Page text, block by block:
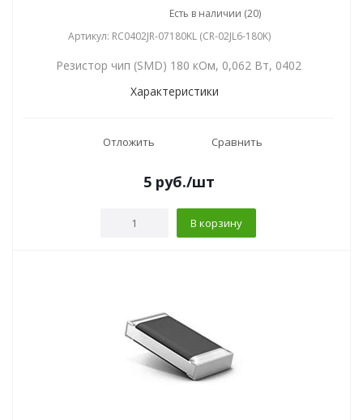
Есть в наличии (20)
Артикул: RC0402JR-07180KL (CR-02JL6-180K)
Резистор чип (SMD) 180 кОм, 0,062 Вт, 0402
Характеристики
Отложить Сравнить
5руб./шт
В корзину